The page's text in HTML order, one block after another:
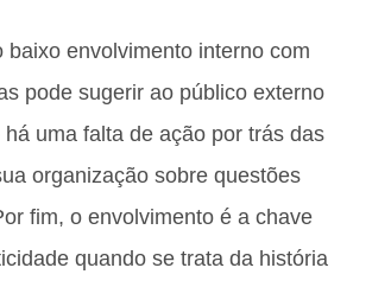
baixo envolvimento interno com
pode sugerir ao público externo
uma falta de ação por trás das
organização sobre questões
fim, o envolvimento é a chave
quando se trata da história